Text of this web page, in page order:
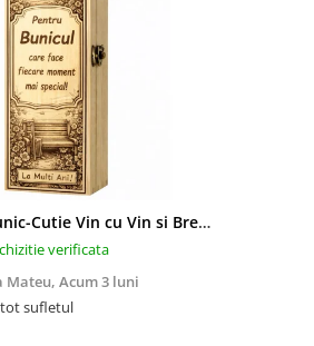
Set Cadou Bunic-Cutie Vin cu Vin si Breloc Personalizate
verificata
Mateu, Acum 3 luni
sufletul